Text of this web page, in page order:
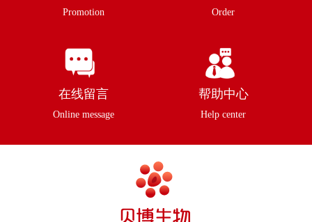
Promotion Order
在线留言
Online message
帮助中心
Help center